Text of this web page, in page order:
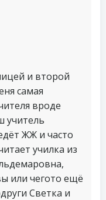
и второй
самая
вроде
учитель
ЖЖ и часто
училка из
или чегото ещё
Светка и